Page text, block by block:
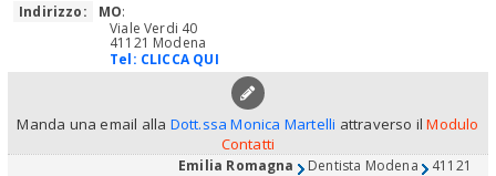
Indirizzo:
MO:
Viale Verdi 40
41121 Modena
Tel: CLICCA QUI
Manda una email alla Dott.ssa Monica Martelli attraverso ilModulo
Contatti
Emilia Romagna Dentista Modena 41121